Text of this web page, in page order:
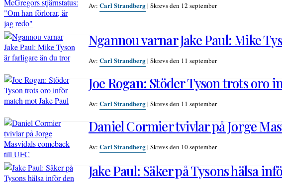
Av: Carl Strandberg| Skrevs den 12 september
Ngannou varnar Jake Paul: Mike
Av: Carl Strandberg| Skrevs den 11 september
Joe Rogan: Stöder Tyson trots oro
Av: Carl Strandberg| Skrevs den 11 september
Daniel Cormier tvivlar på Jorge
Av: Carl Strandberg| Skrevs den 10 september
Jake Paul: Säker på Tysons hälsa